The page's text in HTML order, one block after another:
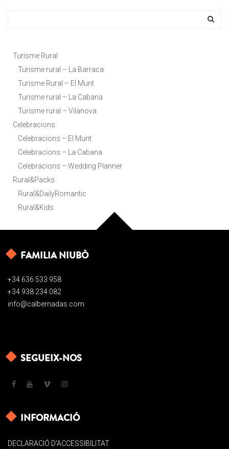
Turisme Rural
Turisme rural – La Barraca
Turisme Rural – El Munt
Turisme rural – La Cabana
Turisme rural – Vilanova
Celebracions
Celebracions – El Munt
Celebracions – La Cabana
Celebracions – Wedding Planner
Rural&Packs
Rural&DailyRomantic
Rural&Kids
FAMILIA NIUBÒ
+34 636 533 958
+34 938 234 082
info@calbernadas.com
SEGUEIX-NOS
INFORMACIÓ
DECLARACIÓ D’ACCESSIBILITAT